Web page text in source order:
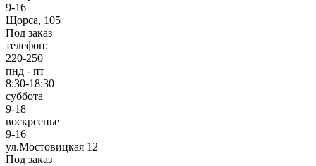
9-16
Щорса, 105
Под заказ
телефон:
220-250
пнд - пт
8:30-18:30
суббота
9-18
воскрсенье
9-16
ул.Мостовицкая 12
Под заказ